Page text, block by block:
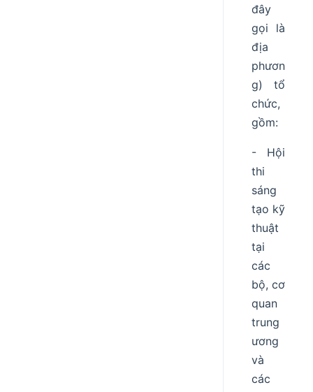
đây
gọi là
địa
phươn
g) tổ
chức,
gồm:
- Hội
thi
sáng
tạo kỹ
thuật
tại
các
bộ, cơ
quan
trung
ương
và
các